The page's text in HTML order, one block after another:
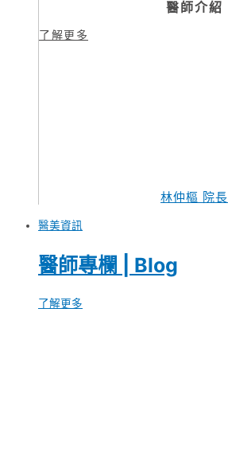
醫師介紹
了解更多
林仲樞 院長
醫美資訊
醫師專欄 | Blog
了解更多